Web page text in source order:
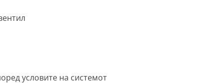
условите на системот